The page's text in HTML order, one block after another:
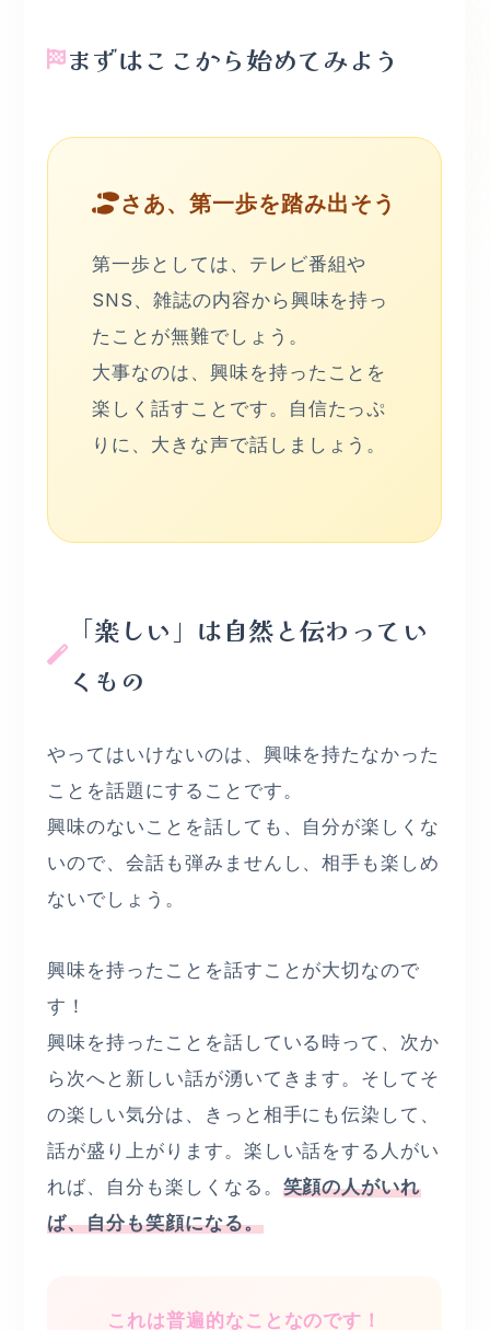
まずはここから始めてみよう
さあ、第一歩を踏み出そう
第一歩としては、テレビ番組や
SNS、雑誌の内容から興味を持っ
たことが無難でしょう。
大事なのは、興味を持ったことを
楽しく話すことです。自信たっぷ
りに、大きな声で話しましょう。
「楽しい」は自然と伝わってい
くもの
やってはいけないのは、興味を持たなかった
ことを話題にすることです。
興味のないことを話しても、自分が楽しくな
いので、会話も弾みませんし、相手も楽しめ
ないでしょう。
興味を持ったことを話すことが大切なので
す！
興味を持ったことを話している時って、次か
ら次へと新しい話が湧いてきます。そしてそ
の楽しい気分は、きっと相手にも伝染して、
話が盛り上がります。楽しい話をする人がい
れば、自分も楽しくなる。 笑顔の人がいれ
ば、自分も笑顔になる。
これは普遍的なことなのです！